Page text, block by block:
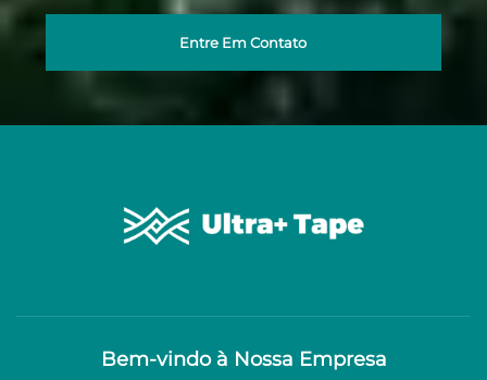
Entre Em Contato
Bem-vindo à Nossa Empresa